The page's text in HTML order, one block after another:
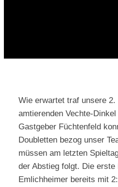
Wie erwartet traf unsere
amtierenden Vechte-
Gastgeber Füchtenfeld
Doubletten bezog unser
müssen am letzten
der Abstieg folgt. Die
Emlichheimer bereits mit